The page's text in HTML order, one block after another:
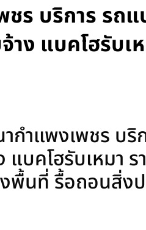
ร บริการ รถแ
าง แบคโฮรับเ
ำแพงเพชร บริก
แบคโฮรับเหมา
พื้นที่ รื้อถอนสิ่ง